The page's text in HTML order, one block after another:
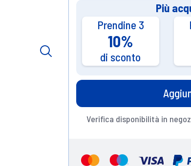
Più
Prendine 3
10%
di sconto
Verifica disponibilità in